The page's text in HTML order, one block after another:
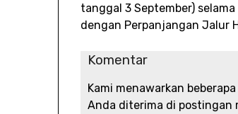
tanggal 3 September)
dengan Perpanjangan Jalur
Komentar
Kami menawarkan
Anda diterima di postingan